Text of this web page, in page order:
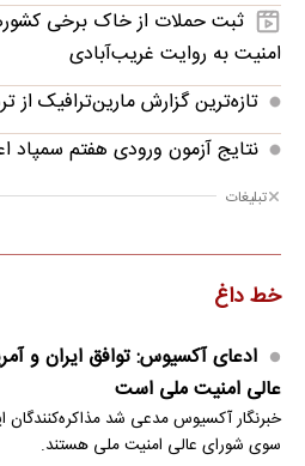
ثبت حملات از خاک برخی
امنیت به روایت غریب‌آبادی
تازه‌ترین گزارش مارین‌ترافیک از
نتایج آزمون ورودی هفتم سمپاد
تبلیغات
خط داغ
ادعای آکسیوس: توافق ایران و
عالی امنیت ملی است
خبرنگار آکسیوس مدعی شد مذاکره‌کنندگان
سوی شورای عالی امنیت ملی هستند.